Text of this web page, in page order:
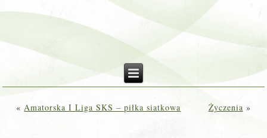
«Amatorska I Liga SKS – piłka siatkowa Życzenia »